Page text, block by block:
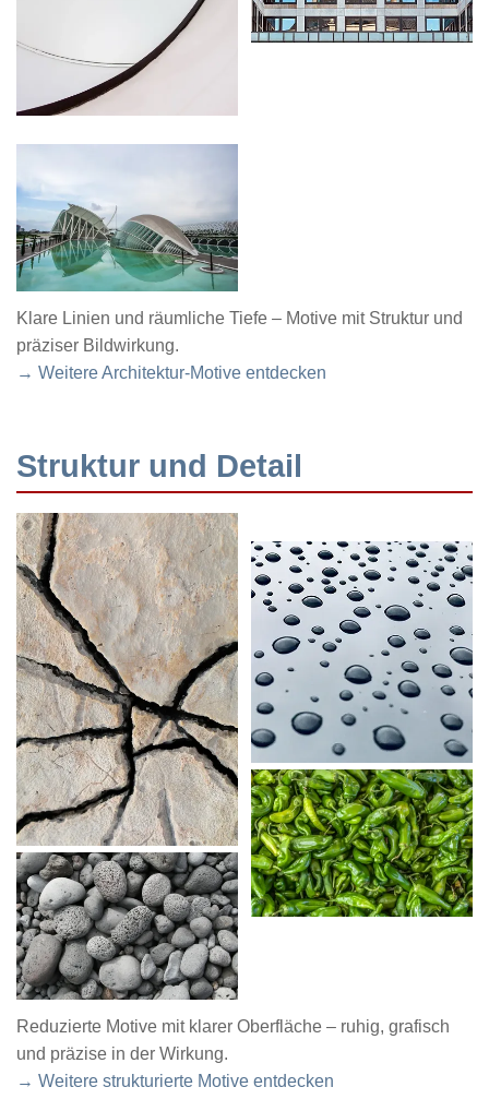
Klare Linien und räumliche Tiefe – Motive mit Struktur und
präziser Bildwirkung.
→ Weitere Architektur-Motive entdecken
Struktur und Detail
Reduzierte Motive mit klarer Oberfläche – ruhig, grafisch
und präzise in der Wirkung.
→ Weitere strukturierte Motive entdecken